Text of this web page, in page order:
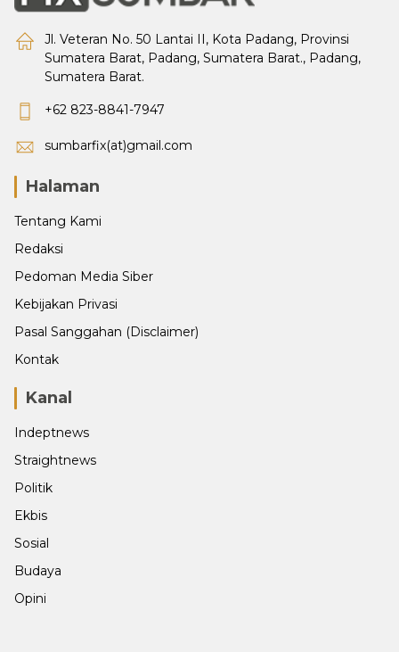
Jl. Veteran No. 50 Lantai II, Kota Padang, Provinsi
Sumatera Barat, Padang, Sumatera Barat., Padang,
Sumatera Barat.
+62 823-8841-7947
sumbarfix(at)gmail.com
Halaman
Tentang Kami
Redaksi
Pedoman Media Siber
Kebijakan Privasi
Pasal Sanggahan (Disclaimer)
Kontak
Kanal
Indeptnews
Straightnews
Politik
Ekbis
Sosial
Budaya
Opini